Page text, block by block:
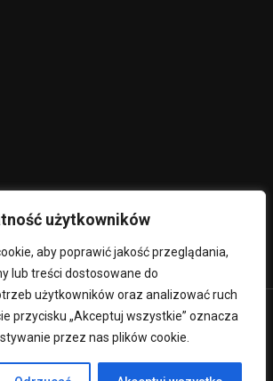
użytkowników
aby poprawić jakość przeglądania,
lub treści dostosowane do
użytkowników oraz analizować ruch
przycisku „Akceptuj wszystkie” oznacza
przez nas plików cookie.
Online Education WordPress Theme
RODO
Deklaracja Dostępności